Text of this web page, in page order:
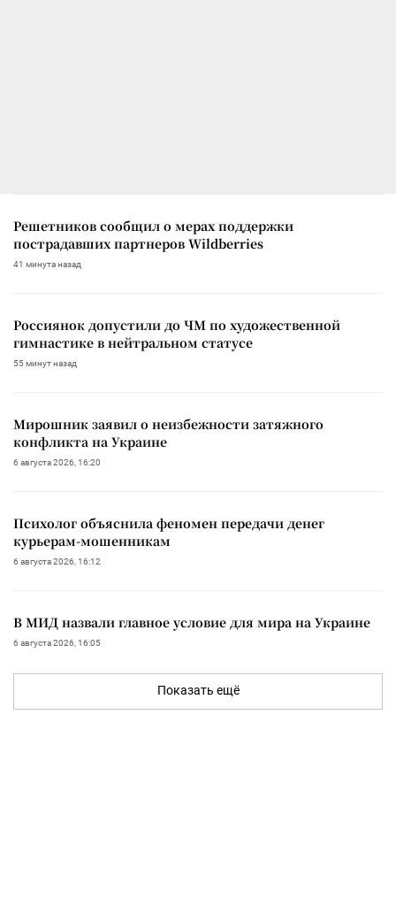
Решетников сообщил о мерах поддержки
пострадавших партнеров Wildberries
41 минута назад
Россиянок допустили до ЧМ по художественной
гимнастике в нейтральном статусе
55 минут назад
Мирошник заявил о неизбежности затяжного
конфликта на Украине
6 августа 2026, 16:20
Психолог объяснила феномен передачи денег
курьерам-мошенникам
6 августа 2026, 16:12
В МИД назвали главное условие для мира на Украине
6 августа 2026, 16:05
Показать ещё